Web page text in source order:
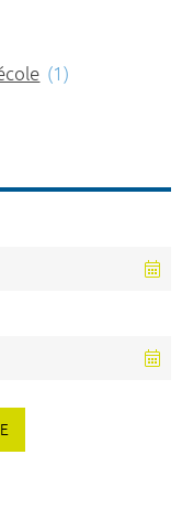
(1)